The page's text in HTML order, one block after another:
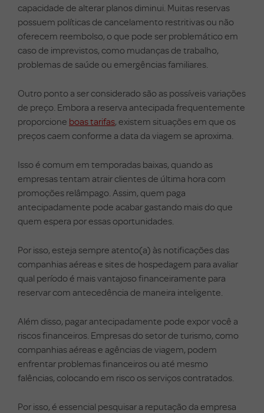
capacidade de alterar planos diminui. Muitas reservas
possuem políticas de cancelamento restritivas ou não
oferecem reembolso, o que pode ser problemático em
caso de imprevistos, como mudanças de trabalho,
problemas de saúde ou emergências familiares.
Outro ponto a ser considerado são as possíveis variações
de preço. Embora a reserva antecipada frequentemente
proporcione boas tarifas, existem situações em que os
preços caem conforme a data da viagem se aproxima.
Isso é comum em temporadas baixas, quando as
empresas tentam atrair clientes de última hora com
promoções relâmpago. Assim, quem paga
antecipadamente pode acabar gastando mais do que
quem espera por essas oportunidades.
Por isso, esteja sempre atento(a) às notificações das
companhias aéreas e sites de hospedagem para avaliar
qual período é mais vantajoso financeiramente para
reservar com antecedência de maneira inteligente.
Além disso, pagar antecipadamente pode expor você a
riscos financeiros. Empresas do setor de turismo, como
companhias aéreas e agências de viagem, podem
enfrentar problemas financeiros ou até mesmo
falências, colocando em risco os serviços contratados.
Por isso, é essencial pesquisar a reputação da empresa